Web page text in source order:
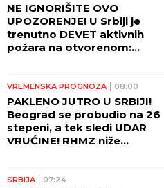
NE IGNORIŠITE OVO
UPOZORENJE! U Srbiji je
trenutno DEVET aktivnih
požara na otvorenom:
VREMENSKA PROGNOZA 08:00
PAKLENO JUTRO U SRBIJI!
Beograd se probudio na 26
stepeni, a tek sledi UDAR
VRUĆINE! RHMZ niže
SRBIJA 07:24